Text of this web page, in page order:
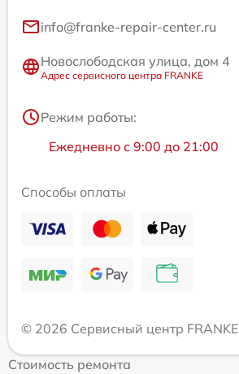
info@franke-repair-center.ru
Новослободская улица, дом 4
Адрес сервисного центра FRANKE
Режим работы:
Ежедневно с 9:00 до 21:00
Способы оплаты
© 2026 Сервисный центр FRANKE
Стоимость ремонта